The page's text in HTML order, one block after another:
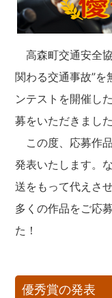
高森町交通安全
関わる交通事故”を
ンテストを開催し
募をいただきました
この度、応募作
発表いたします。
送をもって代えさ
多くの作品をご応
た！
優秀賞の発表